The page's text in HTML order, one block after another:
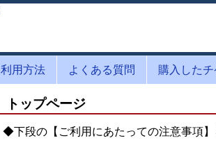
利用方法 よくある質問 購入した
トップページ
◆下段の【ご利用にあたっての注意事項】